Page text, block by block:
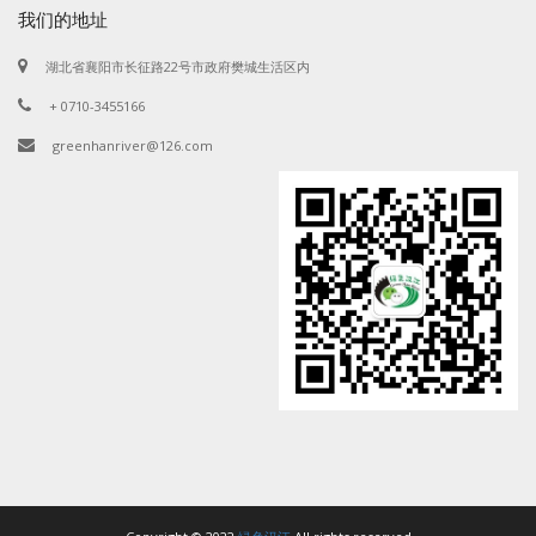
我们的地址
湖北省襄阳市长征路22号市政府樊城生活区内
+ 0710-3455166
greenhanriver@126.com